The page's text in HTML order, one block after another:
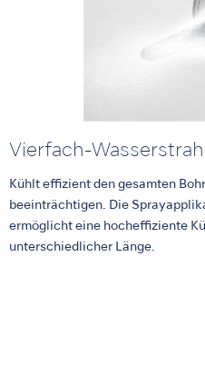
Vierfach-
Kühlt effizient den gesamten
beeinträchtigen. Die
ermöglicht eine hocheffiziente
unterschiedlicher Länge.